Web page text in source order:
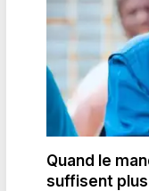
Quand le
suffisent